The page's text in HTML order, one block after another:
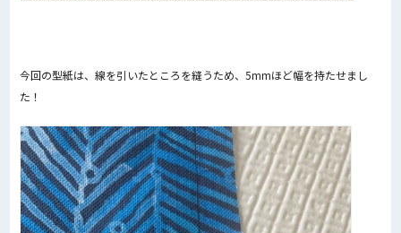
今回の型紙は、線を引いたところを縫うため、5mmほど幅を持たせまし
た！